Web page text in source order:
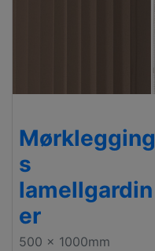
Mørklegging
s
lamellgardin
er
500 x 1000mm